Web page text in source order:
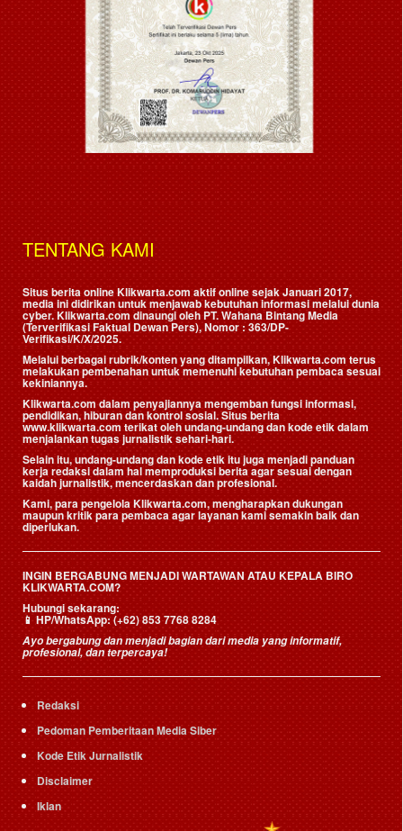
TENTANG KAMI
Situs berita online Klikwarta.com aktif online sejak Januari 2017,
media ini didirikan untuk menjawab kebutuhan informasi melalui dunia
cyber. Klikwarta.com dinaungi oleh PT. Wahana Bintang Media
(Terverifikasi Faktual Dewan Pers), Nomor : 363/DP-
Verifikasi/K/X/2025.
Melalui berbagai rubrik/konten yang ditampilkan, Klikwarta.com terus
melakukan pembenahan untuk memenuhi kebutuhan pembaca sesuai
kekiniannya.
Klikwarta.com dalam penyajiannya mengemban fungsi informasi,
pendidikan, hiburan dan kontrol sosial. Situs berita
www.klikwarta.com terikat oleh undang-undang dan kode etik dalam
menjalankan tugas jurnalistik sehari-hari.
Selain itu, undang-undang dan kode etik itu juga menjadi panduan
kerja redaksi dalam hal memproduksi berita agar sesuai dengan
kaidah jurnalistik, mencerdaskan dan profesional.
Kami, para pengelola Klikwarta.com, mengharapkan dukungan
maupun kritik para pembaca agar layanan kami semakin baik dan
diperlukan.
INGIN BERGABUNG MENJADI WARTAWAN ATAU KEPALA BIRO
KLIKWARTA.COM?
Hubungi sekarang:
📱HP/WhatsApp:(+62) 853 7768 8284
Ayo bergabung dan menjadi bagian dari media yang informatif,
profesional, dan terpercaya!
Redaksi
Pedoman Pemberitaan Media Siber
Kode Etik Jurnalistik
Disclaimer
Iklan